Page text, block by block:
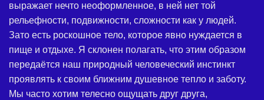
выражает нечто неоформленное, в ней нет той
рельефности, подвижности, сложности как у людей.
Зато есть роскошное тело, которое явно нуждается в
пище и отдыхе. Я склонен полагать, что этим образом
передаётся наш природный человеческий инстинкт
проявлять к своим ближним душевное тепло и заботу.
Мы часто хотим телесно ощущать друг друга,